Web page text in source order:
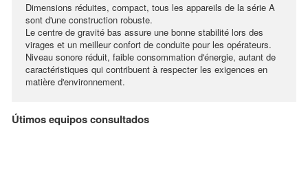
Dimensions réduites, compact, tous les appareils de la série A
sont d'une construction robuste.
Le centre de gravité bas assure une bonne stabilité lors des
virages et un meilleur confort de conduite pour les opérateurs.
Niveau sonore réduit, faible consommation d'énergie, autant de
caractéristiques qui contribuent à respecter les exigences en
matière d'environnement.
Útimos equipos consultados